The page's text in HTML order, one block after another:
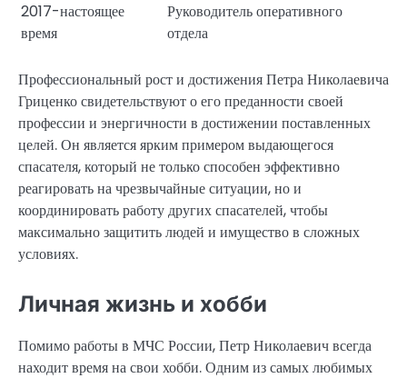
2017-настоящее
время
Руководитель оперативного
отдела
Профессиональный рост и достижения Петра Николаевича
Гриценко свидетельствуют о его преданности своей
профессии и энергичности в достижении поставленных
целей. Он является ярким примером выдающегося
спасателя, который не только способен эффективно
реагировать на чрезвычайные ситуации, но и
координировать работу других спасателей, чтобы
максимально защитить людей и имущество в сложных
условиях.
Личная жизнь и хобби
Помимо работы в МЧС России, Петр Николаевич всегда
находит время на свои хобби. Одним из самых любимых